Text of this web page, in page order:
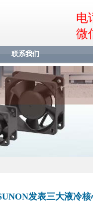
电
微
联系我们
发表三大液冷